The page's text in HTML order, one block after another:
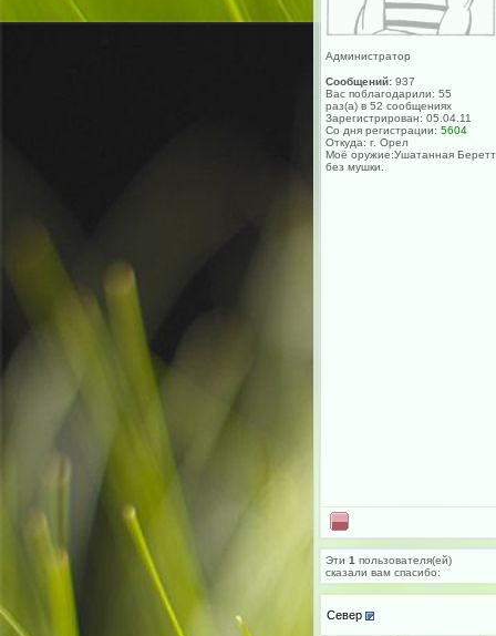
Администратор
Сообщений: 937
Вас поблагодарили: 55
раз(а) в 52 сообщениях
Зарегистрирован: 05.04.11
Со дня регистрации: 5604
Откуда: г. Орел
Моё оружие:Ушатанная
без мушки.
Эти 1 пользователя(ей)
сказали вам cпасибо:
Север